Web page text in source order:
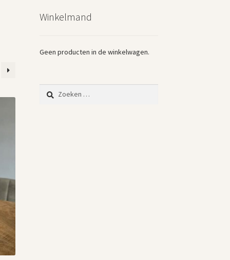
Winkelmand
Geen producten in de winkelwagen.
Zoeken
naar: